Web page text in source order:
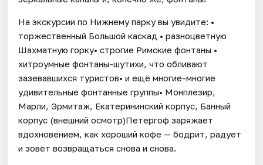
На экскурсии по Нижнему парку вы увидите: •
торжественный Большой каскад • разноцветную
Шахматную горку• строгие Римские фонтаны •
хитроумные фонтаны-шутихи, что обливают
зазевавшихся туристов• и ещё многие-многие
удивительные фонтанные группы• Монплезир,
Марли, Эрмитаж, Екатерининский корпус, Банный
корпус (внешний осмотр)Петергоф заряжает
вдохновением, как хороший кофе — бодрит, радует
и зовёт возвращаться снова и снова.